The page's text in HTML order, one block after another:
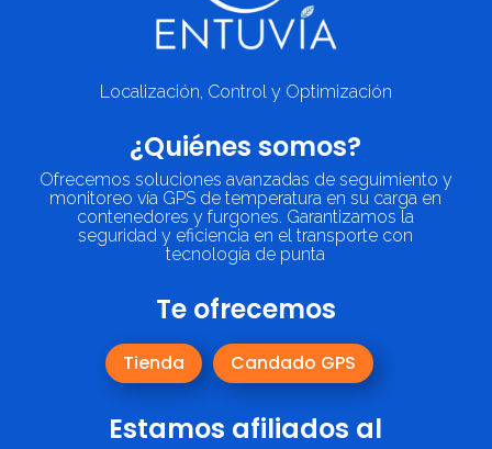
Localización, Control y Optimización
¿Quiénes somos?
Ofrecemos soluciones avanzadas de seguimiento y
monitoreo vía GPS de temperatura en su carga en
contenedores y furgones. Garantizamos la
seguridad y eficiencia en el transporte con
tecnología de punta
Te ofrecemos
Tienda Candado GPS
Estamos afiliados al